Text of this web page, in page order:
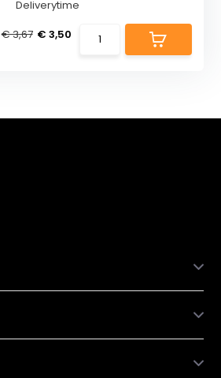
Deliverytime
€ 3,67 € 3,50